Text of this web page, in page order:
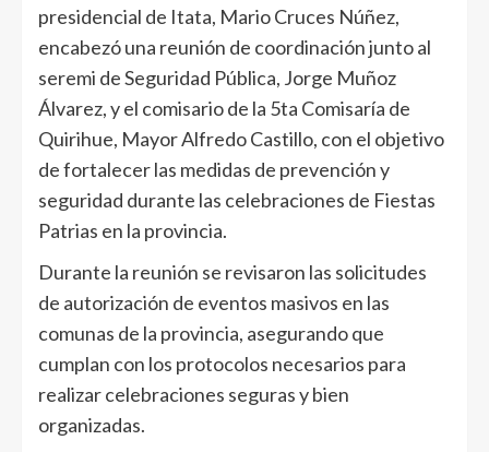
presidencial de Itata, Mario Cruces Núñez,
encabezó una reunión de coordinación junto al
seremi de Seguridad Pública, Jorge Muñoz
Álvarez, y el comisario de la 5ta Comisaría de
Quirihue, Mayor Alfredo Castillo, con el objetivo
de fortalecer las medidas de prevención y
seguridad durante las celebraciones de Fiestas
Patrias en la provincia.
Durante la reunión se revisaron las solicitudes
de autorización de eventos masivos en las
comunas de la provincia, asegurando que
cumplan con los protocolos necesarios para
realizar celebraciones seguras y bien
organizadas.